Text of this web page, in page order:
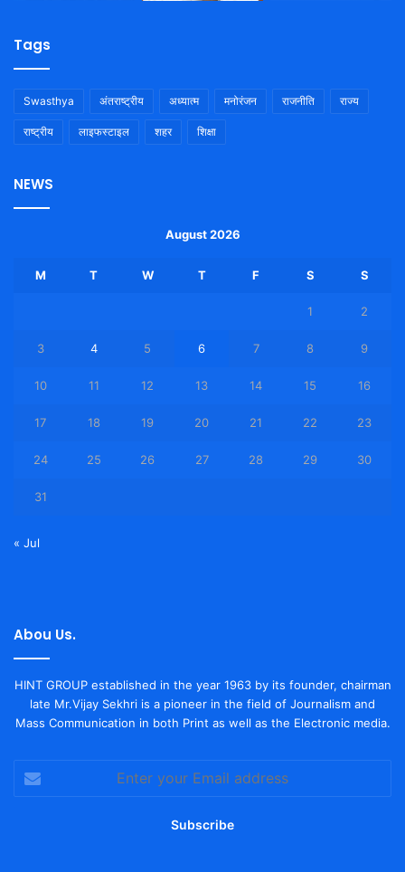
Tags
Swasthya अंतराष्ट्रीय अध्यात्म मनोरंजन राजनीति राज्य
राष्ट्रीय लाइफस्टाइल शहर शिक्षा
NEWS
August 2026
M T W T F S S
1 2
3 4 5 6 7 8 9
10 11 12 13 14 15 16
17 18 19 20 21 22 23
24 25 26 27 28 29 30
31
« Jul
Abou Us.
HINT GROUP established in the year 1963 by its founder, chairman
late Mr.Vijay Sekhri is a pioneer in the field of Journalism and
Mass Communication in both Print as well as the Electronic media.
your